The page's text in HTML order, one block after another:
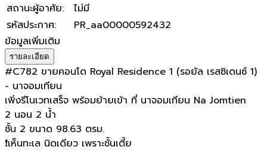
สถานะผู้อาศัย:
ไม่มี
รหัสประกาศ:
PR_aa00000592432
ข้อมูลเพิ่มเติม
รายละเอียด
#C782 ขายคอนโด Royal Residence 1 (รอยัล เรสซิเดนซ์ 1)
- นาจอมเทียน
เพิ่งรีโนเวทเสร็จ พร้อมย้ายเข้า ที่ นาจอมเทียน Na Jomtien
2 นอน 2 น้ำ
ชั้น 2 ขนาด 98.63 ตรม.
❗️เห็นทะเล นิดเดียว เพราะชั้นเตี้ย